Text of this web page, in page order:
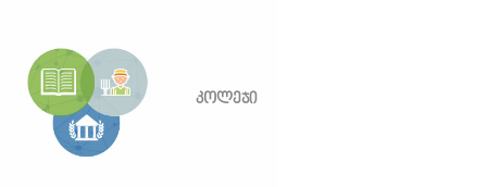
კოლეჯი